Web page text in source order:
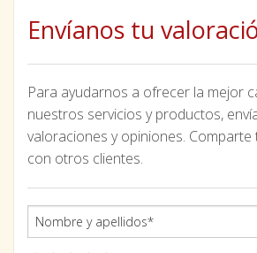
Envíanos tu
Para ayudarnos a ofrecer la mejor
nuestros servicios y productos,
valoraciones y opiniones. Comparte
con otros clientes.